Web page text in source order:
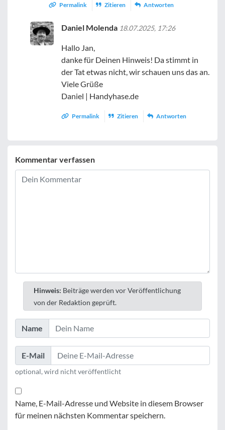
Permalink Zitieren Antworten
Daniel Molenda 18.07.2025, 17:26
Hallo Jan,
danke für Deinen Hinweis! Da stimmt in
der Tat etwas nicht, wir schauen uns das an.
Viele Grüße
Daniel | Handyhase.de
Permalink Zitieren Antworten
Kommentar verfassen
Hinweis: Beiträge werden vor Veröffentlichung
von der Redaktion geprüft.
Name
E-Mail
optional, wird nicht veröffentlicht
Name, E-Mail-Adresse und Website in diesem Browser
für meinen nächsten Kommentar speichern.